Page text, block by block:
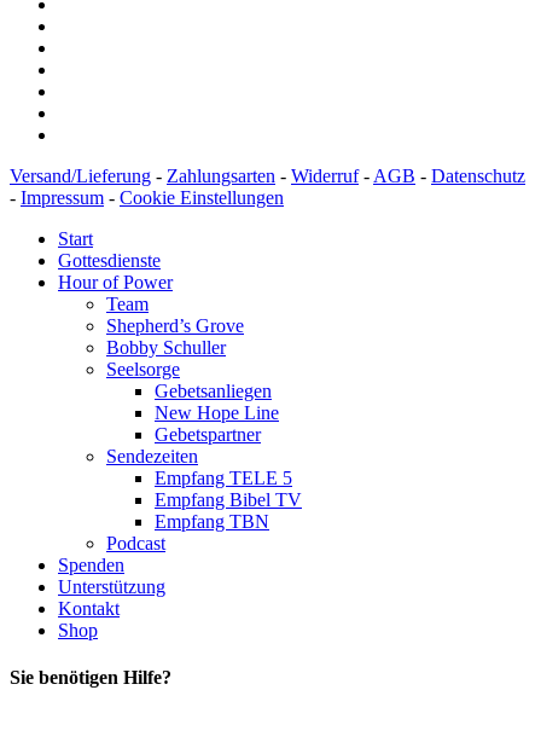
Versand/Lieferung - Zahlungsarten - Widerruf- AGB - Datenschutz
- Impressum - Cookie Einstellungen
Start
Gottesdienste
Hour of Power
Team
Shepherd’s Grove
Bobby Schuller
Seelsorge
Gebetsanliegen
New Hope Line
Gebetspartner
Sendezeiten
Empfang TELE 5
Empfang Bibel TV
Empfang TBN
Podcast
Spenden
Unterstützung
Kontakt
Shop
Sie benötigen Hilfe?